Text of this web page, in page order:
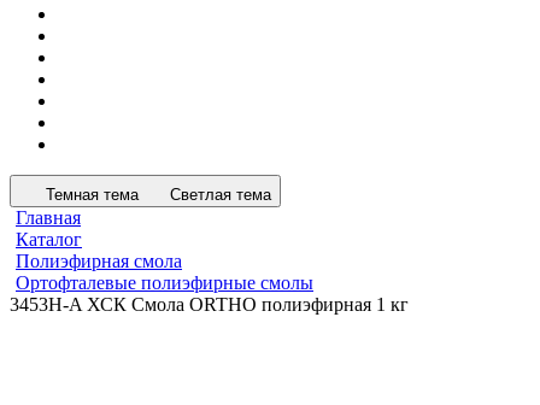
Темная тема Светлая тема
Главная
Каталог
Полиэфирная смола
Ортофталевые полиэфирные смолы
3453Н-A ХСК Смола ORTHO полиэфирная 1 кг